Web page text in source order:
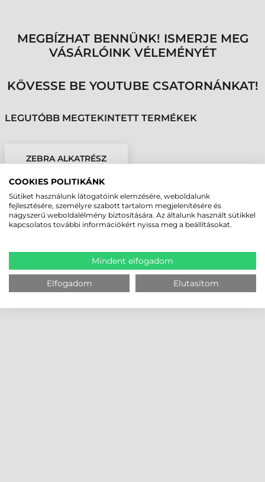
MEGBÍZHAT BENNÜNK! ISMERJE MEG
VÁSÁRLÓINK VÉLEMÉNYÉT
KÖVESSE BE YOUTUBE CSATORNÁNKAT!
LEGUTÓBB MEGTEKINTETT TERMÉKEK
ZEBRA ALKATRÉSZ
FEJ
COOKIES POLITIKÁNK
Sütiket használunk látogatóink elemzésére, weboldalunk
fejlesztésére, személyre szabott tartalom megjelenítésére és
nagyszerű weboldalélmény biztosítására. Az általunk használt sütikkel
kapcsolatos további információkért nyissa meg a beállításokat.
Mindent elfogadom
Elfogadom Elutasítom